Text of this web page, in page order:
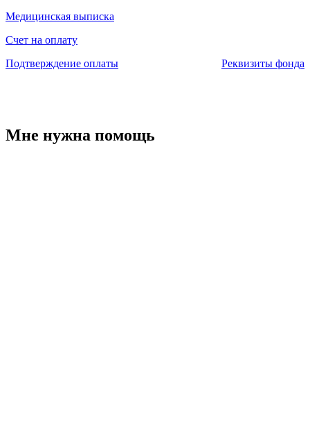
Медицинская выписка
Счет на оплату
Подтверждение оплаты
Реквизиты фонда
Мне нужна помощь